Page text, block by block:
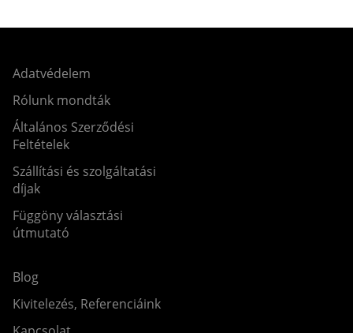
Adatvédelem
Rólunk mondták
Általános Szerződési
Feltételek
Szállítási és szolgáltatási
díjak
Függöny választási
útmutató
Blog
Kivitelezés, Referenciáink